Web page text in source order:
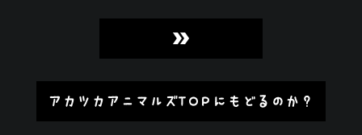
»
アカツカアニマルズTOPにもどるのか？